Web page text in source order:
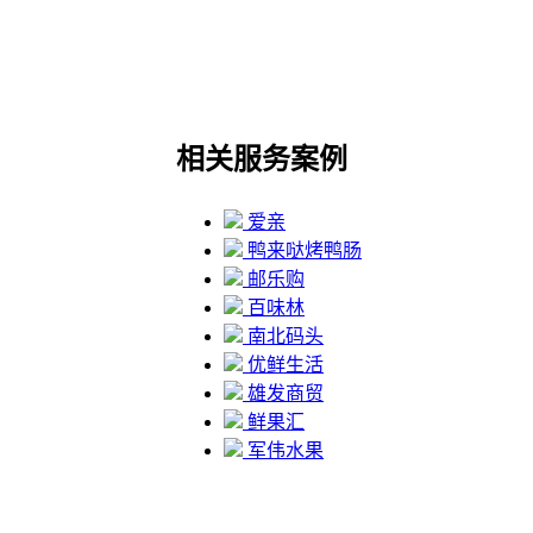
相关服务案例
爱亲
鸭来哒烤鸭肠
邮乐购
百味林
南北码头
优鲜生活
雄发商贸
鲜果汇
军伟水果